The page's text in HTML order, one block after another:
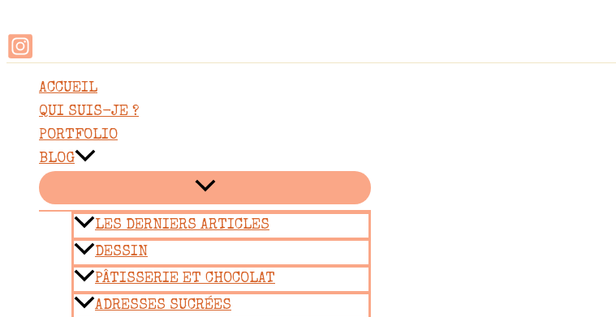
au
contenu
ACCUEIL
QUI SUIS-JE ?
PORTFOLIO
BLOG
LES DERNIERS ARTICLES
DESSIN
PÂTISSERIE ET CHOCOLAT
ADRESSES SUCRÉES